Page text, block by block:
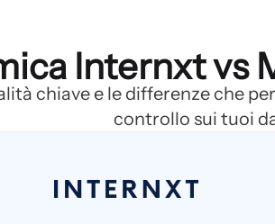
Internxt vs
chiave e le differenze che
controllo sui tuoi